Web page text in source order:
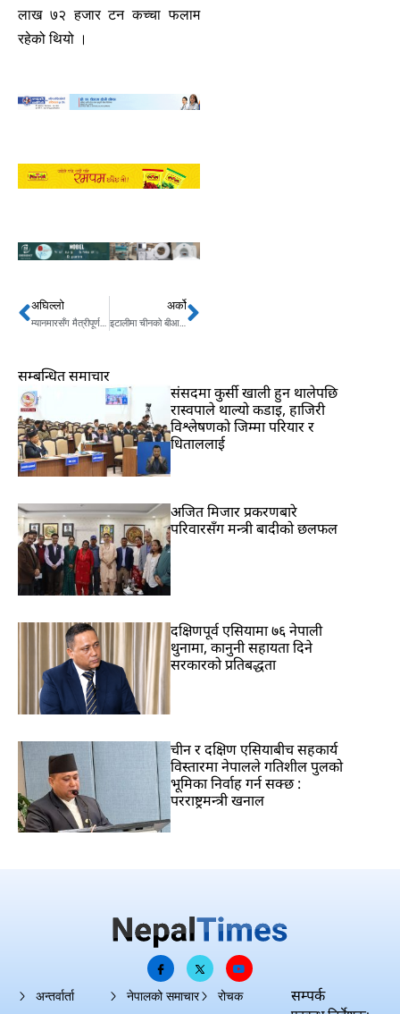
लाख ७२ हजार टन कच्चा फलाम
रहेको थियो ।
Prev
अघिल्लो
म्यानमारसँग मैत्रीपूर्ण फुटबल खेल्ने नेपाली टोलीको घोषणा
अर्को
इटालीमा चीनको बीआरआई परियोजना असफलNext
सम्बन्धित समाचार
संसदमा कुर्सी खाली हुन थालेपछि
रास्वपाले थाल्यो कडाइ, हाजिरी
विश्लेषणको जिम्मा परियार र
धिताललाई
अजित मिजार प्रकरणबारे
परिवारसँग मन्त्री बादीको छलफल
दक्षिणपूर्व एसियामा ७६ नेपाली
थुनामा, कानुनी सहायता दिने
सरकारको प्रतिबद्धता
चीन र दक्षिण एसियाबीच सहकार्य
विस्तारमा नेपालले गतिशील पुलको
भूमिका निर्वाह गर्न सक्छ :
परराष्ट्रमन्त्री खनाल
अन्तर्वार्ता नेपालको समाचार रोचक सम्पर्क